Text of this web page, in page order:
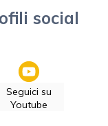
social
Seguici su
Youtube